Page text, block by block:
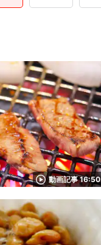
動画記事 16:50